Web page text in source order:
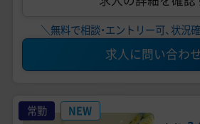
＼無料で相談・エントリー可、状況
求人に問い合わ
常勤 NEW